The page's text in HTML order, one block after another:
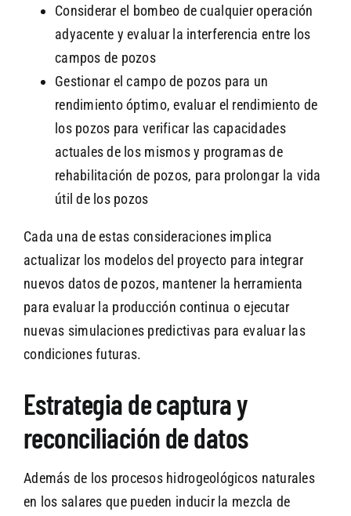
Considerar el bombeo de cualquier operación
adyacente y evaluar la interferencia entre los
campos de pozos
Gestionar el campo de pozos para un
rendimiento óptimo, evaluar el rendimiento de
los pozos para verificar las capacidades
actuales de los mismos y programas de
rehabilitación de pozos, para prolongar la vida
útil de los pozos
Cada una de estas consideraciones implica
actualizar los modelos del proyecto para integrar
nuevos datos de pozos, mantener la herramienta
para evaluar la producción continua o ejecutar
nuevas simulaciones predictivas para evaluar las
condiciones futuras.
Estrategia de captura y
reconciliación de datos
Además de los procesos hidrogeológicos naturales
en los salares que pueden inducir la mezcla de